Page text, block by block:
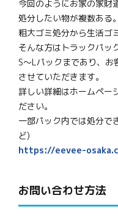
今回のようにお家の家財
処分したい物が複数ある。
粗大ゴミ処分から生活ゴ
そんな方はトラックパッ
S～Lパックまであり、
させていただきます。
詳しい詳細はホームペー
ださい。
一部パック内では処分で
ど)
https://eevee-
お問い合わせ方法